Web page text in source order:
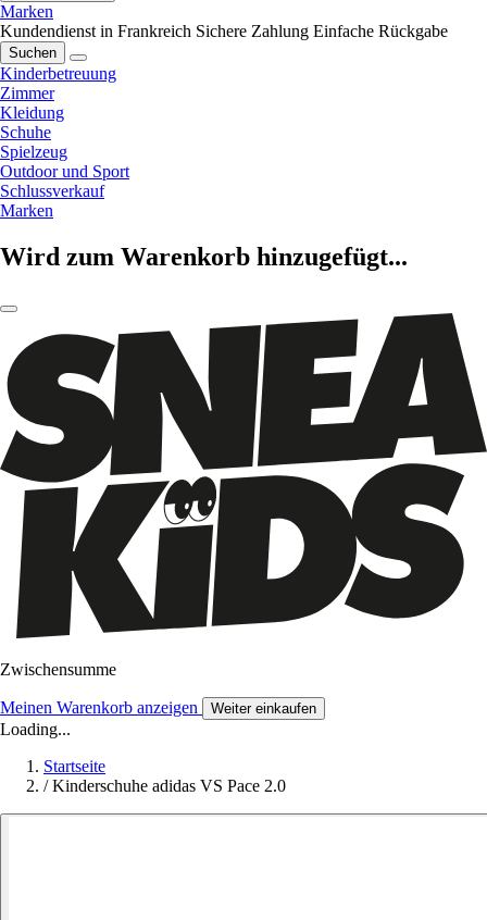
Marken
Kundendienst in Frankreich Sichere Zahlung Einfache Rückgabe
Suchen
Kinderbetreuung
Zimmer
Kleidung
Schuhe
Spielzeug
Outdoor und Sport
Schlussverkauf
Marken
Wird zum Warenkorb hinzugefügt...
Zwischensumme
Meinen Warenkorb anzeigen Weiter einkaufen
Loading...
Startseite
/ Kinderschuhe adidas VS Pace 2.0